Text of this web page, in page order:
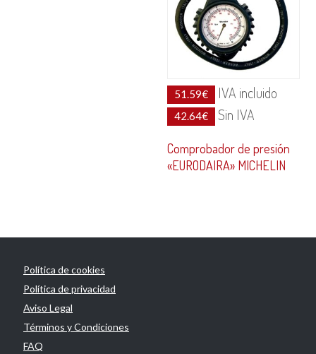
51.59€ IVA incluido
42.64€ Sin IVA
Comprobador de presión
«EURODAIRA» MICHELIN
Política de cookies
Política de privacidad
Aviso Legal
Términos y Condiciones
FAQ